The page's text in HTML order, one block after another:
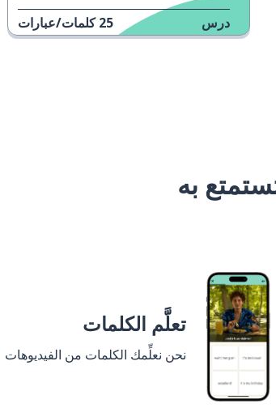
درس 25 كلمات/عبارات
به
تعلَّم الكلمات
نحن نعلِّمك الكلمات من الفيديوهات